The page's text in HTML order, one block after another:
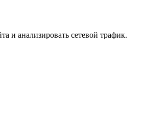
и анализировать сетевой трафик.